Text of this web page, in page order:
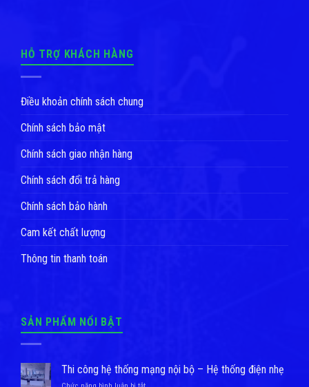
HỖ TRỢ KHÁCH HÀNG
Điều khoản chính sách chung
Chính sách bảo mật
Chính sách giao nhận hàng
Chính sách đổi trả hàng
Chính sách bảo hành
Cam kết chất lượng
Thông tin thanh toán
SẢN PHẨM NỔI BẬT
Thi công hệ thống mạng nội bộ – Hệ thống điện nhẹ